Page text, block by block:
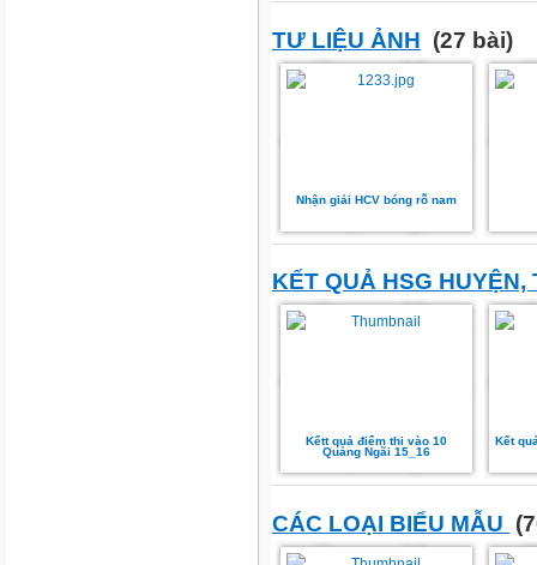
TƯ LIỆU ẢNH (27 bài)
Nhận giải HCV bóng rỗ nam
KẾT QUẢ HSG HUYỆN,
Kếtt quả điểm thi vào 10
Quảng Ngãi 15_16
Kết
CÁC LOẠI BIỂU MẪU